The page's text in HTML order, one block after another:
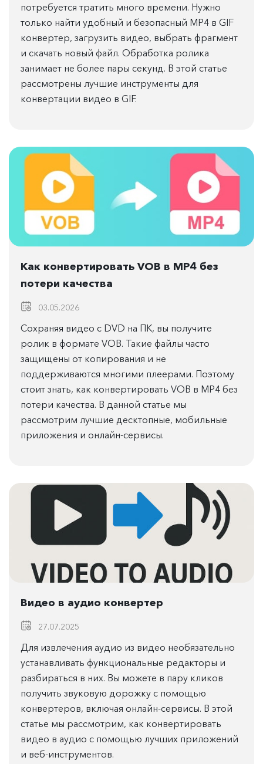
потребуется тратить много времени. Нужно
только найти удобный и безопасный MP4 в GIF
конвертер, загрузить видео, выбрать фрагмент
и скачать новый файл. Обработка ролика
занимает не более пары секунд. В этой статье
рассмотрены лучшие инструменты для
конвертации видео в GIF.
Как конвертировать VOB в MP4 без
потери качества
03.05.2026
Сохраняя видео с DVD на ПК, вы получите
ролик в формате VOB. Такие файлы часто
защищены от копирования и не
поддерживаются многими плеерами. Поэтому
стоит знать, как конвертировать VOB в MP4 без
потери качества. В данной статье мы
рассмотрим лучшие десктопные, мобильные
приложения и онлайн-сервисы.
Видео в аудио конвертер
27.07.2025
Для извлечения аудио из видео необязательно
устанавливать функциональные редакторы и
разбираться в них. Вы можете в пару кликов
получить звуковую дорожку с помощью
конвертеров, включая онлайн-сервисы. В этой
статье мы рассмотрим, как конвертировать
видео в аудио с помощью лучших приложений
и веб-инструментов.